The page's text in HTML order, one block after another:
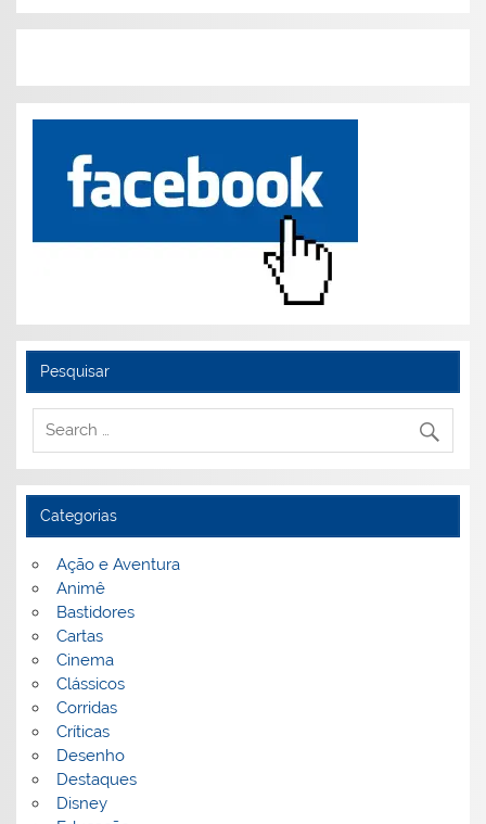
Pesquisar
Categorias
Ação e Aventura
Animê
Bastidores
Cartas
Cinema
Clássicos
Corridas
Críticas
Desenho
Destaques
Disney